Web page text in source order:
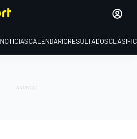
NOTICIASCALENDARIORESULTADOS